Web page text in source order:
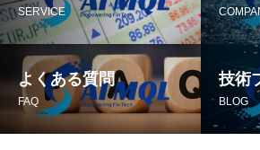
SERVICE
よくある質問
FAQ
技術
BLOG